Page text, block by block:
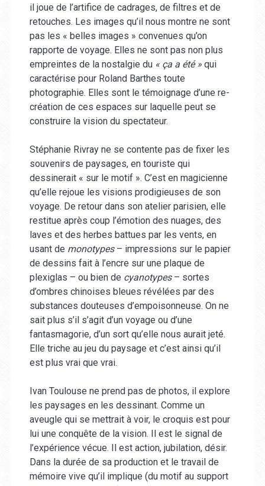
il joue de l’artifice de cadrages, de filtres et de
retouches. Les images qu’il nous montre ne sont
pas les « belles images » convenues qu’on
rapporte de voyage. Elles ne sont pas non plus
empreintes de la nostalgie du« ça a été »qui
caractérise pour Roland Barthes toute
photographie. Elles sont le témoignage d’une re-
création de ces espaces sur laquelle peut se
construire la vision du spectateur.
Stéphanie Rivray ne se contente pas de fixer les
souvenirs de paysages, en touriste qui
dessinerait « sur le motif ». C’est en magicienne
qu’elle rejoue les visions prodigieuses de son
voyage. De retour dans son atelier parisien, elle
restitue après coup l’émotion des nuages, des
laves et des herbes battues par les vents, en
usant de monotypes– impressions sur le papier
de dessins fait à l’encre sur une plaque de
plexiglas – ou bien de cyanotypes– sortes
d’ombres chinoises bleues révélées par des
substances douteuses d’empoisonneuse. On ne
sait plus s’il s’agit d’un voyage ou d’une
fantasmagorie, d’un sort qu’elle nous aurait jeté.
Elle triche au jeu du paysage et c’est ainsi qu’il
est plus vrai que vrai.
Ivan Toulouse ne prend pas de photos, il explore
les paysages en les dessinant. Comme un
aveugle qui se mettrait à voir, le croquis est pour
lui une conquête de la vision. Il est le signal de
l’expérience vécue. Il est action, jubilation, désir.
Dans la durée de sa production et le travail de
mémoire vive qu’il implique (du motif au support